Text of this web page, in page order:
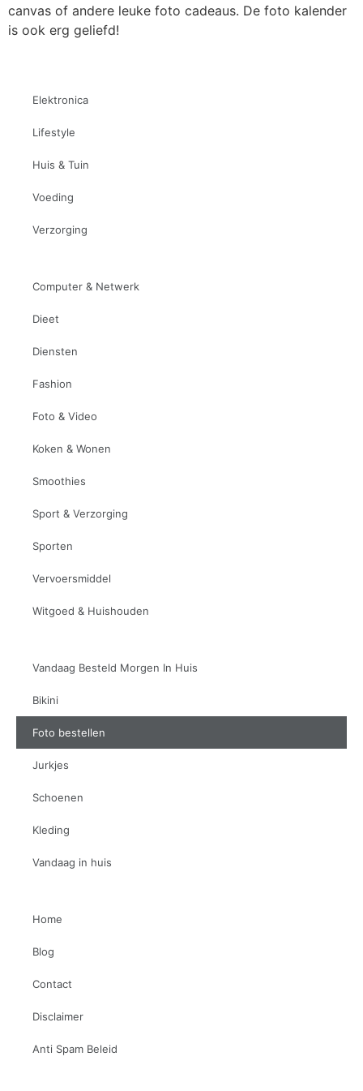
canvas of andere leuke foto cadeaus. De foto kalender
is ook erg geliefd!
Elektronica
Lifestyle
Huis & Tuin
Voeding
Verzorging
Computer & Netwerk
Dieet
Diensten
Fashion
Foto & Video
Koken & Wonen
Smoothies
Sport & Verzorging
Sporten
Vervoersmiddel
Witgoed & Huishouden
Vandaag Besteld Morgen In Huis
Bikini
Foto bestellen
Jurkjes
Schoenen
Kleding
Vandaag in huis
Home
Blog
Contact
Disclaimer
Anti Spam Beleid